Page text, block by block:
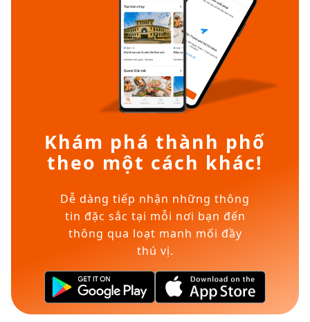
Khám phá thành phố
theo một cách khác!
Dễ dàng tiếp nhận những thông
tin đặc sắc tại mỗi nơi bạn đến
thông qua loạt manh mối đầy
thú vị.